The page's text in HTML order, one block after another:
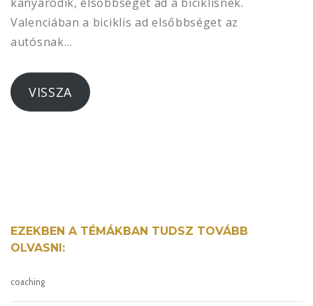
Valenciában a biciklis ad elsőbbséget az
autósnak…
VISSZA
EZEKBEN A TÉMÁKBAN TUDSZ TOVÁBB
OLVASNI:
coaching